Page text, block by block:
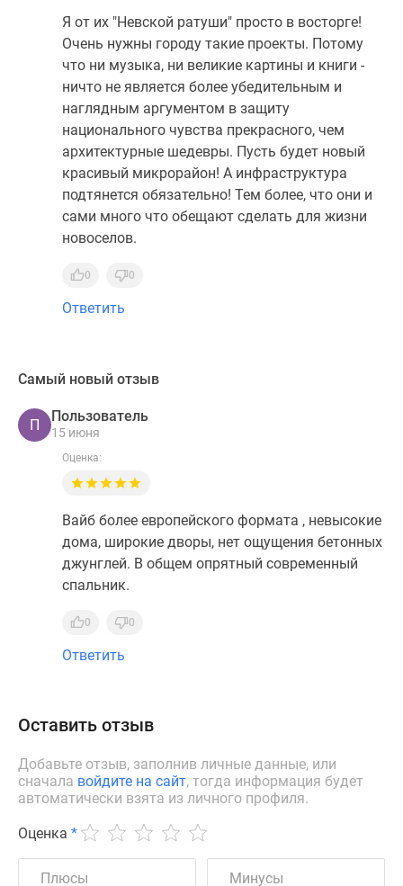
Я от их "Невской ратуши" просто в восторге!
Очень нужны городу такие проекты. Потому
что ни музыка, ни великие картины и книги -
ничто не является более убедительным и
наглядным аргументом в защиту
национального чувства прекрасного, чем
архитектурные шедевры. Пусть будет новый
красивый микрорайон! А инфраструктура
подтянется обязательно! Тем более, что они и
сами много что обещают сделать для жизни
новоселов.
0 0
Ответить
Самый новый отзыв
П
Пользователь
15 июня
Оценка:
Вайб более европейского формата , невысокие
дома, широкие дворы, нет ощущения бетонных
джунглей. В общем опрятный современный
спальник.
0 0
Ответить
Оставить отзыв
Добавьте отзыв, заполнив личные данные, или
сначала войдите на сайт, тогда информация будет
автоматически взята из личного профиля.
Оценка *